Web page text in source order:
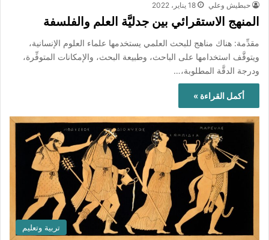
حبطيش وعلي 18 يناير، 2022
المنهج الاستقرائي بين جدليَّة العلم والفلسفة
مقدِّمة: هناك مناهج للبحث العلمي يستخدمها علماء العلوم الإنسانية،
ويتوقَّف استخدامها على الباحث، وطبيعة البحث، والإمكانات المتوفِّرة،
ودرجة الدقَّة المطلوبة،…
أكمل القراءة »
تربية وتعليم